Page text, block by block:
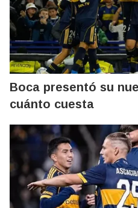
Boca presentó su
cuánto cuesta